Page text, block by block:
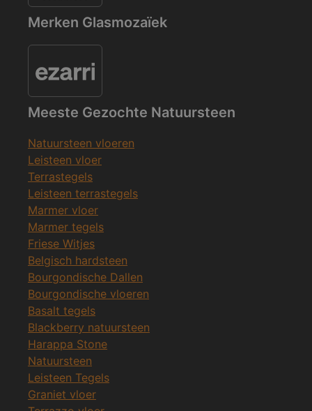
Merken Glasmozaïek
Meeste Gezochte Natuursteen
Natuursteen vloeren
Leisteen vloer
Terrastegels
Leisteen terrastegels
Marmer vloer
Marmer tegels
Friese Witjes
Belgisch hardsteen
Bourgondische Dallen
Bourgondische vloeren
Basalt tegels
Blackberry natuursteen
Harappa Stone
Natuursteen
Leisteen Tegels
Graniet vloer